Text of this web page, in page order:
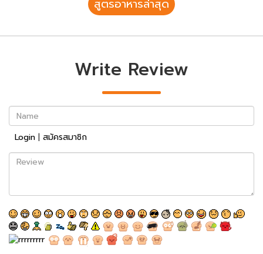
สูตรอาหารล่าสุด
Write Review
Name
Login | สมัครสมาชิก
Review